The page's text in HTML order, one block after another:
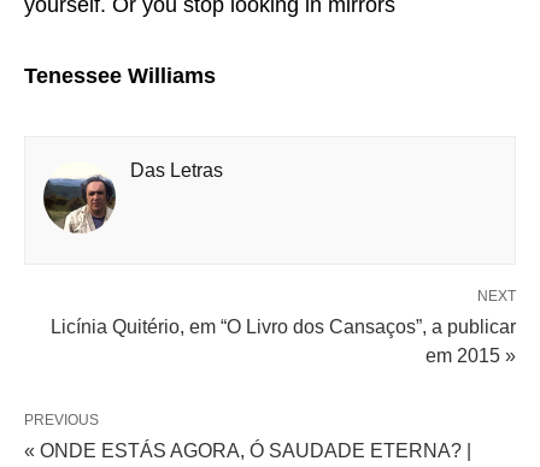
Tenessee Williams
Das Letras
NEXT
Licínia Quitério, em “O Livro dos Cansaços”, a publicar
em 2015 »
PREVIOUS
« ONDE ESTÁS AGORA, Ó SAUDADE ETERNA? |